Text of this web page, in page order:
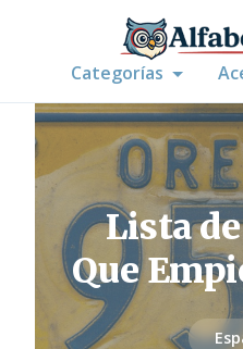
Categorías
Lista
Que